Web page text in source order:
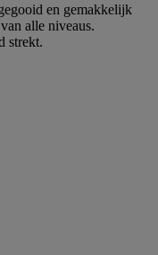
en gemakkelijk
alle niveaus.
strekt.